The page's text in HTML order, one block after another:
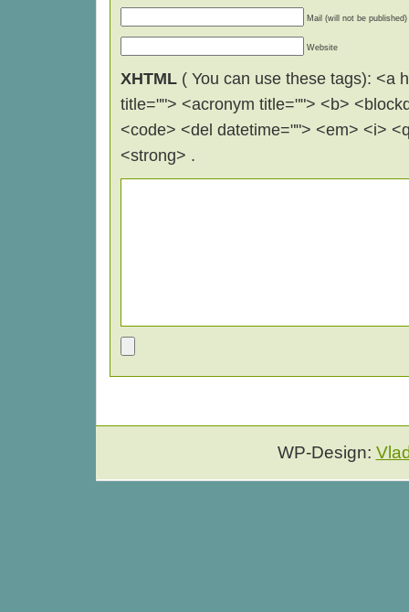
Mail (will not be published)
Website
XHTML ( You can use these tags): <a
title=""> <acronym title=""> <b>
<code> <del datetime=""> <em> <i>
<strong> .
WP-Design: